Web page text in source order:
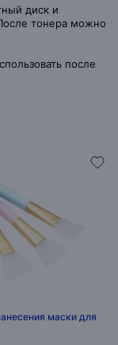
диск и
тонера можно
после
маски для